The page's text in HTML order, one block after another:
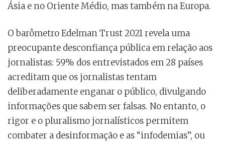
Ásia e no Oriente Médio, mas também na Europa.
O barômetro Edelman Trust 2021 revela uma
preocupante desconfiança pública em relação aos
jornalistas: 59% dos entrevistados em 28 países
acreditam que os jornalistas tentam
deliberadamente enganar o público, divulgando
informações que sabem ser falsas. No entanto, o
rigor e o pluralismo jornalísticos permitem
combater a desinformação e as “infodemias”, ou